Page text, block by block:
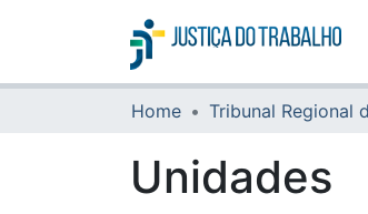
Home
Unidades